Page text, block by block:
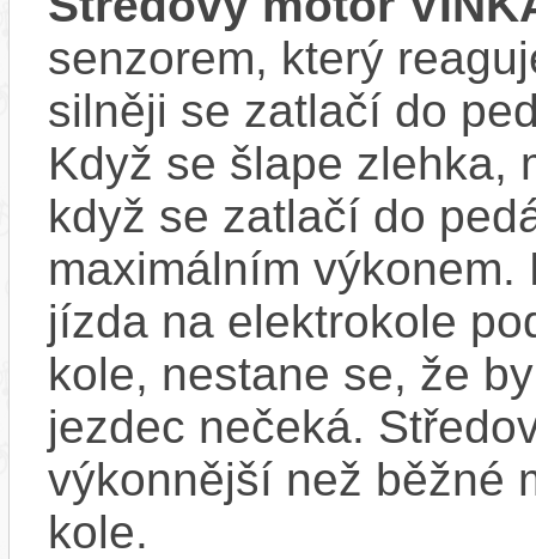
senzorem, který
silněji se zatlačí do
Když se šlape zlehka,
když se zatlačí do
maximálním
jízda na elektrokole
kole, nestane se, že
jezdec nečeká.
výkonnější než běžné
kole.